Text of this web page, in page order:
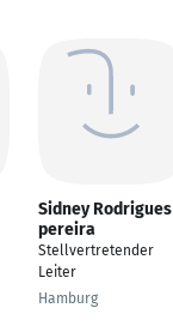
Sidney Rodrigues
pereira
Stellvertretender
Leiter
Hamburg